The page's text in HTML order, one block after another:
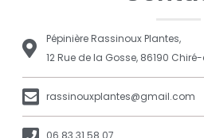
Pépinière Rassinoux Plantes,
12 Rue de la Gosse, 86190
rassinouxplantes@gmail.com